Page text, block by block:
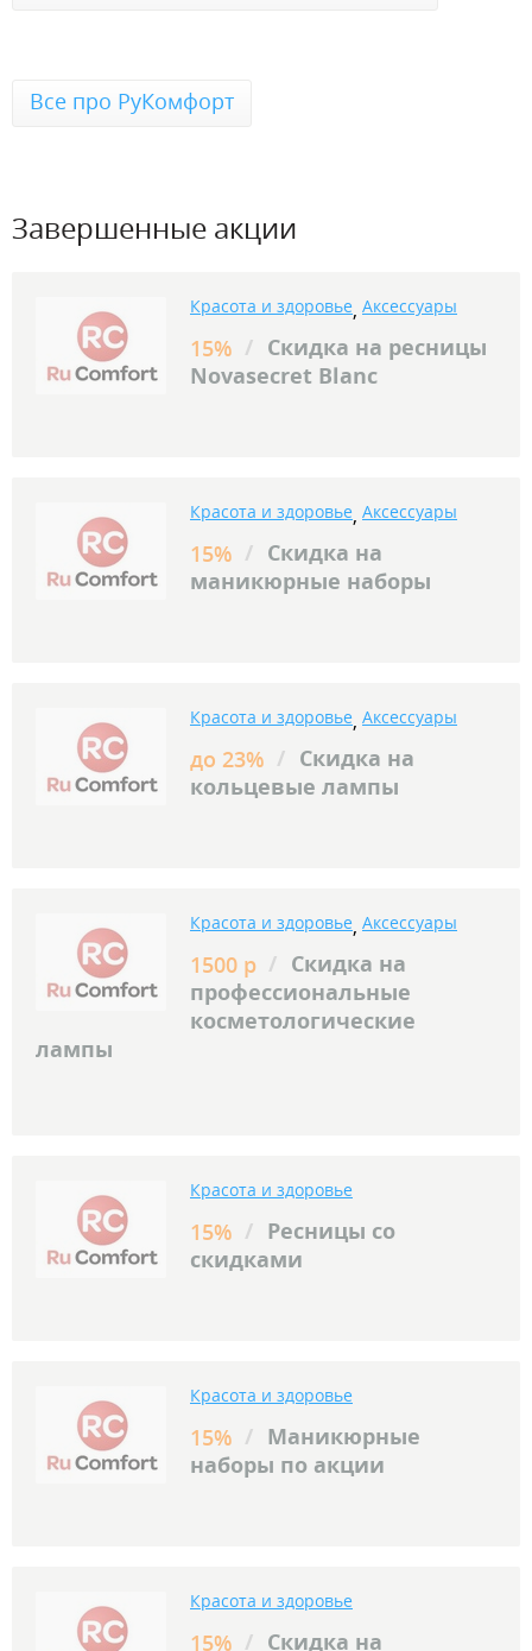
Все про РуКомфорт
Завершенные акции
Красота и здоровье, Аксессуары
15% / Скидка на ресницы
Novasecret Blanc
Красота и здоровье, Аксессуары
15% / Скидка на
маникюрные наборы
Красота и здоровье, Аксессуары
до 23% / Скидка на
кольцевые лампы
Красота и здоровье, Аксессуары
1500 р / Скидка на
профессиональные
косметологические
лампы
Красота и здоровье
15% / Ресницы со
скидками
Красота и здоровье
15% / Маникюрные
наборы по акции
Красота и здоровье
15% / Скидка на